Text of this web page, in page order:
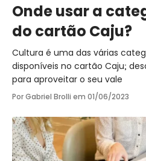
Onde usar a
do cartão Caju?
Cultura é uma das várias
disponíveis no cartão Caju;
para aproveitar o seu vale
Por Gabriel Brolli em 01/06/2023